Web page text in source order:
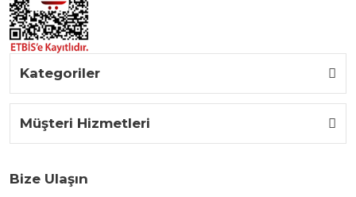
Kategoriler
Müşteri Hizmetleri
Bize Ulaşın